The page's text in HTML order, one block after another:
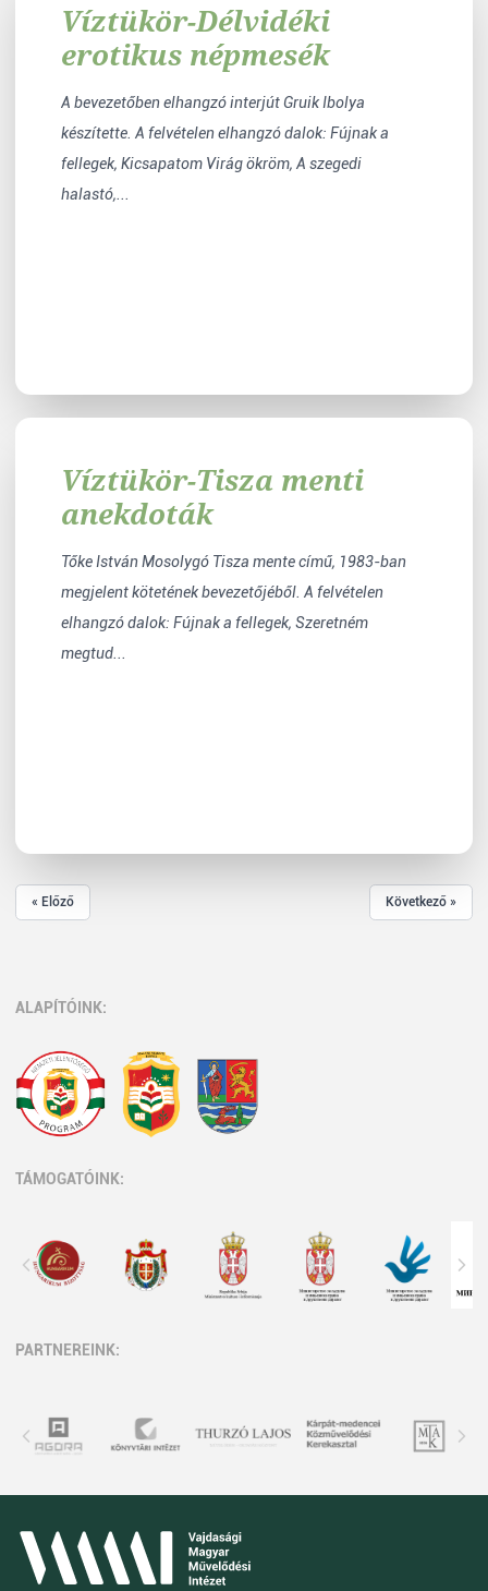
Víztükör-Délvidéki
erotikus népmesék
A bevezetőben elhangzó interjút Gruik Ibolya
készítette. A felvételen elhangzó dalok: Fújnak a
fellegek, Kicsapatom Virág ökröm, A szegedi
halastó,...
Víztükör-Tisza menti
anekdoták
Tőke István Mosolygó Tisza mente című, 1983-ban
megjelent kötetének bevezetőjéből. A felvételen
elhangzó dalok: Fújnak a fellegek, Szeretném
megtud...
« Előző Következő »
ALAPÍTÓINK:
TÁMOGATÓINK:
PARTNEREINK: